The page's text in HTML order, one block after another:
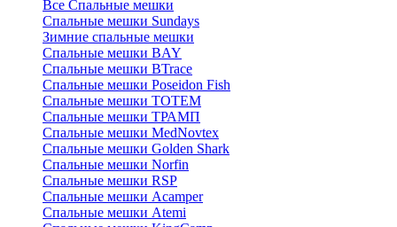
Все Спальные мешки
Спальные мешки Sundays
Зимние спальные мешки
Спальные мешки BAY
Спальные мешки BTrace
Спальные мешки Poseidon Fish
Спальные мешки ТОТЕМ
Спальные мешки ТРАМП
Cпальные мешки MedNovtex
Спальные мешки Golden Shark
Спальные мешки Norfin
Спальные мешки RSP
Спальные мешки Acamper
Спальные мешки Atemi